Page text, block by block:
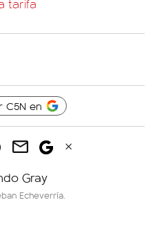
tarifa
C5N en
Echeverría.